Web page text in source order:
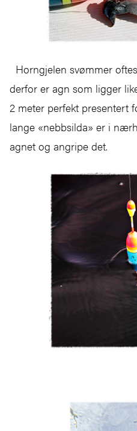
Horngjelen svømmer
derfor er agn som ligger
2 meter perfekt presentert
lange «nebbsilda» er i
agnet og angripe det.